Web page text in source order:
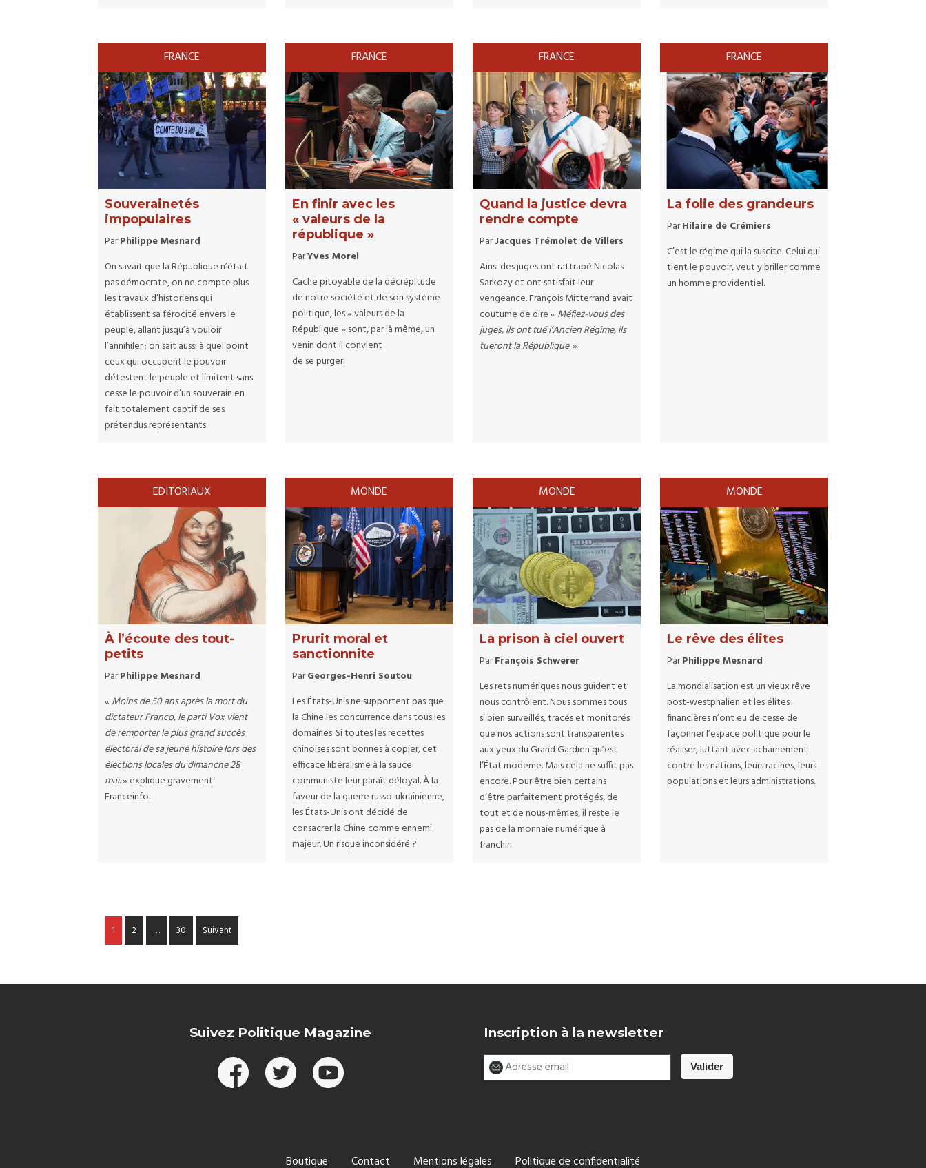
FRANCE
Souverainetés
impopulaires
ParPhilippe Mesnard
On savait que la République n’était
pas démocrate, on ne compte plus
les travaux d’historiens qui
établissent sa férocité envers le
peuple, allant jusqu’à vouloir
l’annihiler ; on sait aussi à quel point
ceux qui occupent le pouvoir
détestent le peuple et limitent sans
cesse le pouvoir d’un souverain en
fait totalement captif de ses
prétendus représentants.
FRANCE
En finir avec les
« valeurs de la
république »
ParYves Morel
Cache pitoyable de la décrépitude
de notre société et de son système
politique, les « valeurs de la
République » sont, par là même, un
venin dont il convient
de se purger.
FRANCE
Quand la justice devra
rendre compte
ParJacques Trémolet de Villers
Ainsi des juges ont rattrapé Nicolas
Sarkozy et ont satisfait leur
vengeance. François Mitterrand avait
coutume de dire « Méfiez-vous des
juges, ils ont tué l’Ancien Régime, ils
tueront la République. »
FRANCE
La folie des grandeurs
ParHilaire de Crémiers
C’est le régime qui la suscite. Celui qui
tient le pouvoir, veut y briller comme
un homme providentiel.
EDITORIAUX
À l’écoute des tout-
petits
ParPhilippe Mesnard
« Moins de 50 ans après la mort du
dictateur Franco, le parti Vox vient
de remporter le plus grand succès
électoral de sa jeune histoire lors des
élections locales du dimanche 28
mai. » explique gravement
Franceinfo.
MONDE
Prurit moral et
sanctionnite
ParGeorges-Henri Soutou
Les États-Unis ne supportent pas que
la Chine les concurrence dans tous les
domaines. Si toutes les recettes
chinoises sont bonnes à copier, cet
efficace libéralisme à la sauce
communiste leur paraît déloyal. À la
faveur de la guerre russo-ukrainienne,
les États-Unis ont décidé de
consacrer la Chine comme ennemi
majeur. Un risque inconsidéré ?
MONDE
La prison à ciel ouvert
ParFrançois Schwerer
Les rets numériques nous guident et
nous contrôlent. Nous sommes tous
si bien surveillés, tracés et monitorés
que nos actions sont transparentes
aux yeux du Grand Gardien qu’est
l’État moderne. Mais cela ne suffit pas
encore. Pour être bien certains
d’être parfaitement protégés, de
tout et de nous-mêmes, il reste le
pas de la monnaie numérique à
franchir.
MONDE
Le rêve des élites
ParPhilippe Mesnard
La mondialisation est un vieux rêve
post-westphalien et les élites
financières n’ont eu de cesse de
façonner l’espace politique pour le
réaliser, luttant avec acharnement
contre les nations, leurs racines, leurs
populations et leurs administrations.
1 2 … 30 Suivant
Suivez Politique Magazine Inscription à la newsletter
Boutique Contact Mentions légales Politique de confidentialité